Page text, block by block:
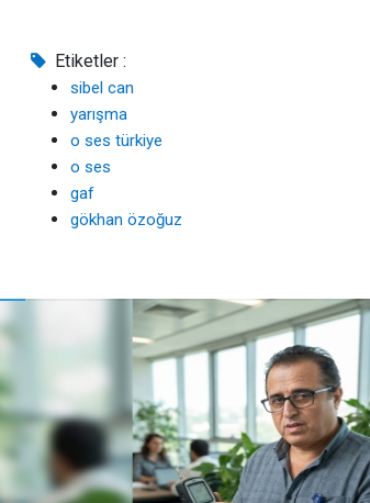
Etiketler :
sibel can
yarışma
o ses türkiye
o ses
gaf
gökhan özoğuz